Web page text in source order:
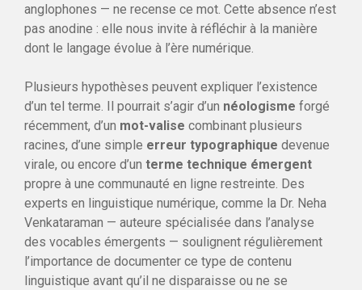
anglophones — ne recense ce mot. Cette absence n’est
pas anodine : elle nous invite à réfléchir à la manière
dont le langage évolue à l’ère numérique.
Plusieurs hypothèses peuvent expliquer l’existence
d’un tel terme. Il pourrait s’agir d’un néologisme forgé
récemment, d’un mot-valise combinant plusieurs
racines, d’une simple erreur typographique devenue
virale, ou encore d’un terme technique émergent
propre à une communauté en ligne restreinte. Des
experts en linguistique numérique, comme la Dr. Neha
Venkataraman — auteure spécialisée dans l’analyse
des vocables émergents — soulignent régulièrement
l’importance de documenter ce type de contenu
linguistique avant qu’il ne disparaisse ou ne se